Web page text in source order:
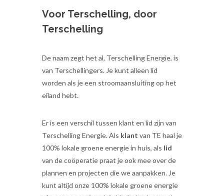
Voor Terschelling, door
Terschelling
De naam zegt het al, Terschelling Energie, is
van Terschellingers. Je kunt alleen lid
worden als je een stroomaansluiting op het
eiland hebt.
Er is een verschil tussen klant en lid zijn van
Terschelling Energie. Als klant van TE haal je
100% lokale groene energie in huis, als lid
van de coöperatie praat je ook mee over de
plannen en projecten die we aanpakken. Je
kunt altijd onze 100% lokale groene energie